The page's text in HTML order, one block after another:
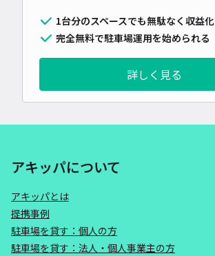
1台分のスペースでも無駄なく収益化
完全無料で駐車場運用を始められる
詳しく見る
アキッパについて
アキッパとは
提携事例
駐車場を貸す：個人の方
駐車場を貸す：法人・個人事業主の方